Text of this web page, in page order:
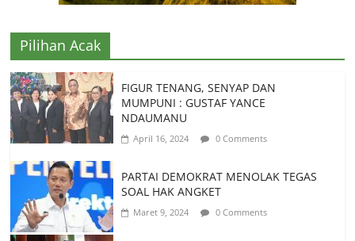
Pilihan Acak
FIGUR TENANG, SENYAP DAN
MUMPUNI : GUSTAF YANCE
NDAUMANU
April 16, 2024 0 Comments
PARTAI DEMOKRAT MENOLAK TEGAS
SOAL HAK ANGKET
Maret 9, 2024 0 Comments